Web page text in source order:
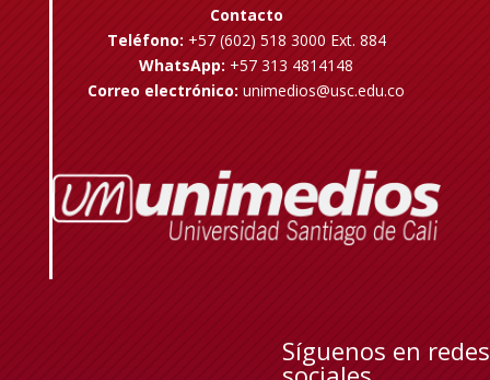
Contacto
Teléfono: +57 (602) 518 3000 Ext. 884
WhatsApp: +57 313 4814148
Correo electrónico: unimedios@usc.edu.co
Síguenos en redes